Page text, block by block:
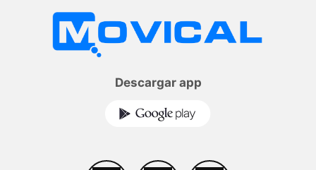
Descargar app